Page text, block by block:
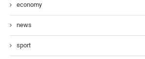
economy
news
sport